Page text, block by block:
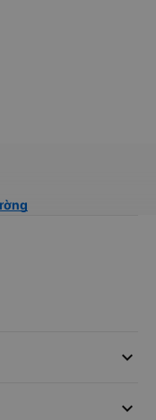
keyboard_arrow_down
keyboard_arrow_down